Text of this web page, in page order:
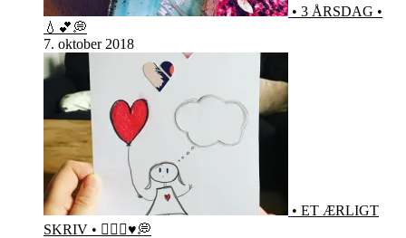
• 3 ÅRSDAG •
💧💕💭
7. oktober 2018
• ET ÆRLIGT
SKRIV • 🙋🏻‍♀️♥️💭